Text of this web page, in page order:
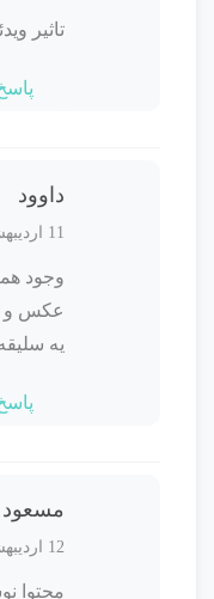
تاثیر
داوود
11 اردیبهشت 1404 در 15:57
وجود
عکس و
یه
مسعود
12 اردیبهشت 1404 در 02:01
محتوا